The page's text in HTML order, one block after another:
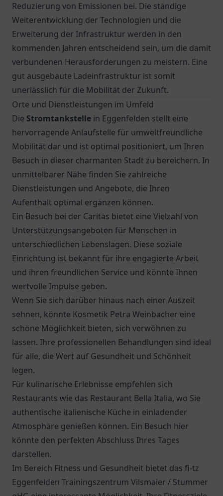
Reduzierung von Emissionen bei. Die ständige
Weiterentwicklung der Technologien und die
Erweiterung der Infrastruktur werden in den
kommenden Jahren entscheidend sein, um die damit
verbundenen Herausforderungen zu meistern. Eine
gut ausgebaute Ladeinfrastruktur ist somit
unerlässlich für die Mobilität der Zukunft.
Orte und Dienstleistungen im Umfeld
Die Stromtankstelle in Eggenfelden stellt eine
hervorragende Anlaufstelle für umweltfreundliche
Mobilität dar und ist optimal positioniert, um Ihren
Besuch in dieser charmanten Stadt zu bereichern. In
unmittelbarer Nähe finden Sie zahlreiche
Dienstleistungen und Angebote, die Ihren
Aufenthalt optimal ergänzen können.
Ein Besuch bei der Caritas bietet eine Vielzahl von
Unterstützungsangeboten für Menschen in
unterschiedlichen Lebenslagen. Diese soziale
Einrichtung ist bekannt für ihre engagierte Arbeit
und ihren freundlichen Service und könnte Ihnen
wertvolle Impulse geben.
Wenn Sie sich darüber hinaus nach einer Auszeit
sehnen, könnte Kosmetik Petra Weinbacher eine
schöne Möglichkeit bieten, sich verwöhnen zu
lassen. Ihre professionellen Behandlungen sind ideal
für alle, die Wert auf Gesundheit und Schönheit
legen.
Für kulinarische Erlebnisse empfehlen sich
Restaurants wie das Restaurant Bella Italia, wo Sie
authentische italienische Küche in einladender
Atmosphäre genießen können. Ein Besuch hier
könnte den perfekten Abschluss Ihres Tages
darstellen.
Im Bereich Fitness und Gesundheit bietet das fi-tz
Eggenfelden Trainingszentrum Vilsmaier / Stummer